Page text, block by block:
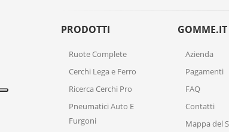
PRODOTTI
Ruote Complete
Cerchi Lega e Ferro
Ricerca Cerchi Pro
Pneumatici Auto E
Furgoni
GOMME.IT
Azienda
Pagamenti
FAQ
Contatti
Mappa del